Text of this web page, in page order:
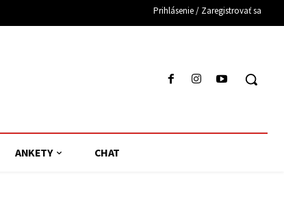
Prihlásenie / Zaregistrovať sa
ANKETY CHAT